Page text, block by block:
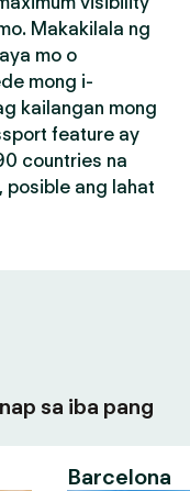
Makakilala ng
mo o
mong i-
kailangan mong
feature ay
countries na
ang lahat
sa iba pang
Barcelona